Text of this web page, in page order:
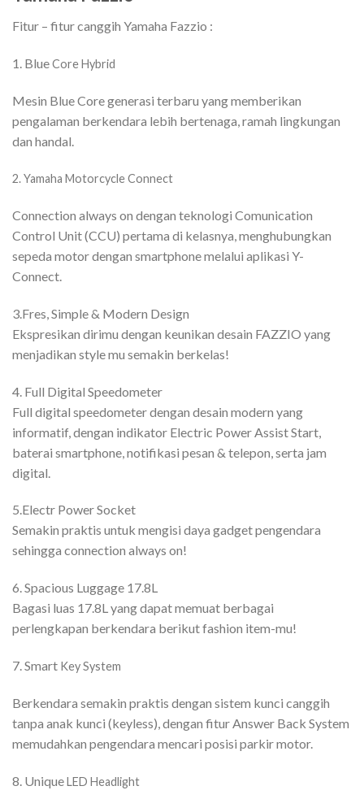
Fitur – fitur canggih Yamaha Fazzio :
1. BlueCore Hybrid
Mesin Blue Core generasi terbaru yang memberikan
pengalaman berkendara lebih bertenaga, ramah lingkungan
dan handal.
2.Yamaha Motorcycle Connect
Connection always on dengan teknologi Comunication
Control Unit (CCU) pertama di kelasnya, menghubungkan
sepeda motor dengan smartphone melalui aplikasi Y-
Connect.
3.Fres, Simple & Modern Design
Ekspresikan dirimu dengan keunikan desain FAZZIO yang
menjadikan style mu semakin berkelas!
4. Full Digital Speedometer
Full digital speedometer dengan desain modern yang
informatif, dengan indikator Electric Power Assist Start,
baterai smartphone, notifikasi pesan & telepon, serta jam
digital.
5.Electr Power Socket
Semakin praktis untuk mengisi daya gadget pengendara
sehingga connection always on!
6. Spacious Luggage 17.8L
Bagasi luas 17.8L yang dapat memuat berbagai
perlengkapan berkendara berikut fashion item-mu!
7. Smart Key System
Berkendara semakin praktis dengan sistem kunci canggih
tanpa anak kunci (keyless), dengan fitur Answer Back System
memudahkan pengendara mencari posisi parkir motor.
8. UniqueLED Headlight